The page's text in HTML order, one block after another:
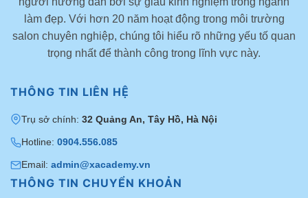
nay. Các phom tóc này đều được xây dựng từnền tảng
hình học giống nhau. Do đó, khi hiểu gốc, bạn có thể biến
tấu linh hoạt vô số kiểu.
là nền tảng cốt lõi giúp bạn:
🔹 Hiểu cấu trúc thay vì học thuộc kiểu tóc
Bạn sẽ được học cách:
Nhận diệnkhung xương đầu, mật độ tóc, hướng mọc
tóc
làm đẹp. Với hơn 20 năm hoạt động trong môi trường
salon chuyên nghiệp, chúng tôi hiểu rõ những yếu tố quan
trọng nhất để thành công trong lĩnh vực này.
THÔNG TIN LIÊN HỆ
Trụ sở chính: 32 Quảng An, Tây Hồ, Hà Nội
Hotline: 0904.556.085
Email: admin@xacademy.vn
THÔNG TIN CHUYỂN KHOẢN